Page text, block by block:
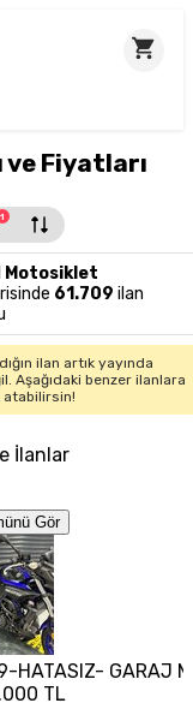
Fiyatları
1
Motosiklet
61.709 ilan
ilan artık yayında
Aşağıdaki benzer ilanlara
atabilirsin!
İlanlar
Gör
HATASIZ- GARAJ
TL